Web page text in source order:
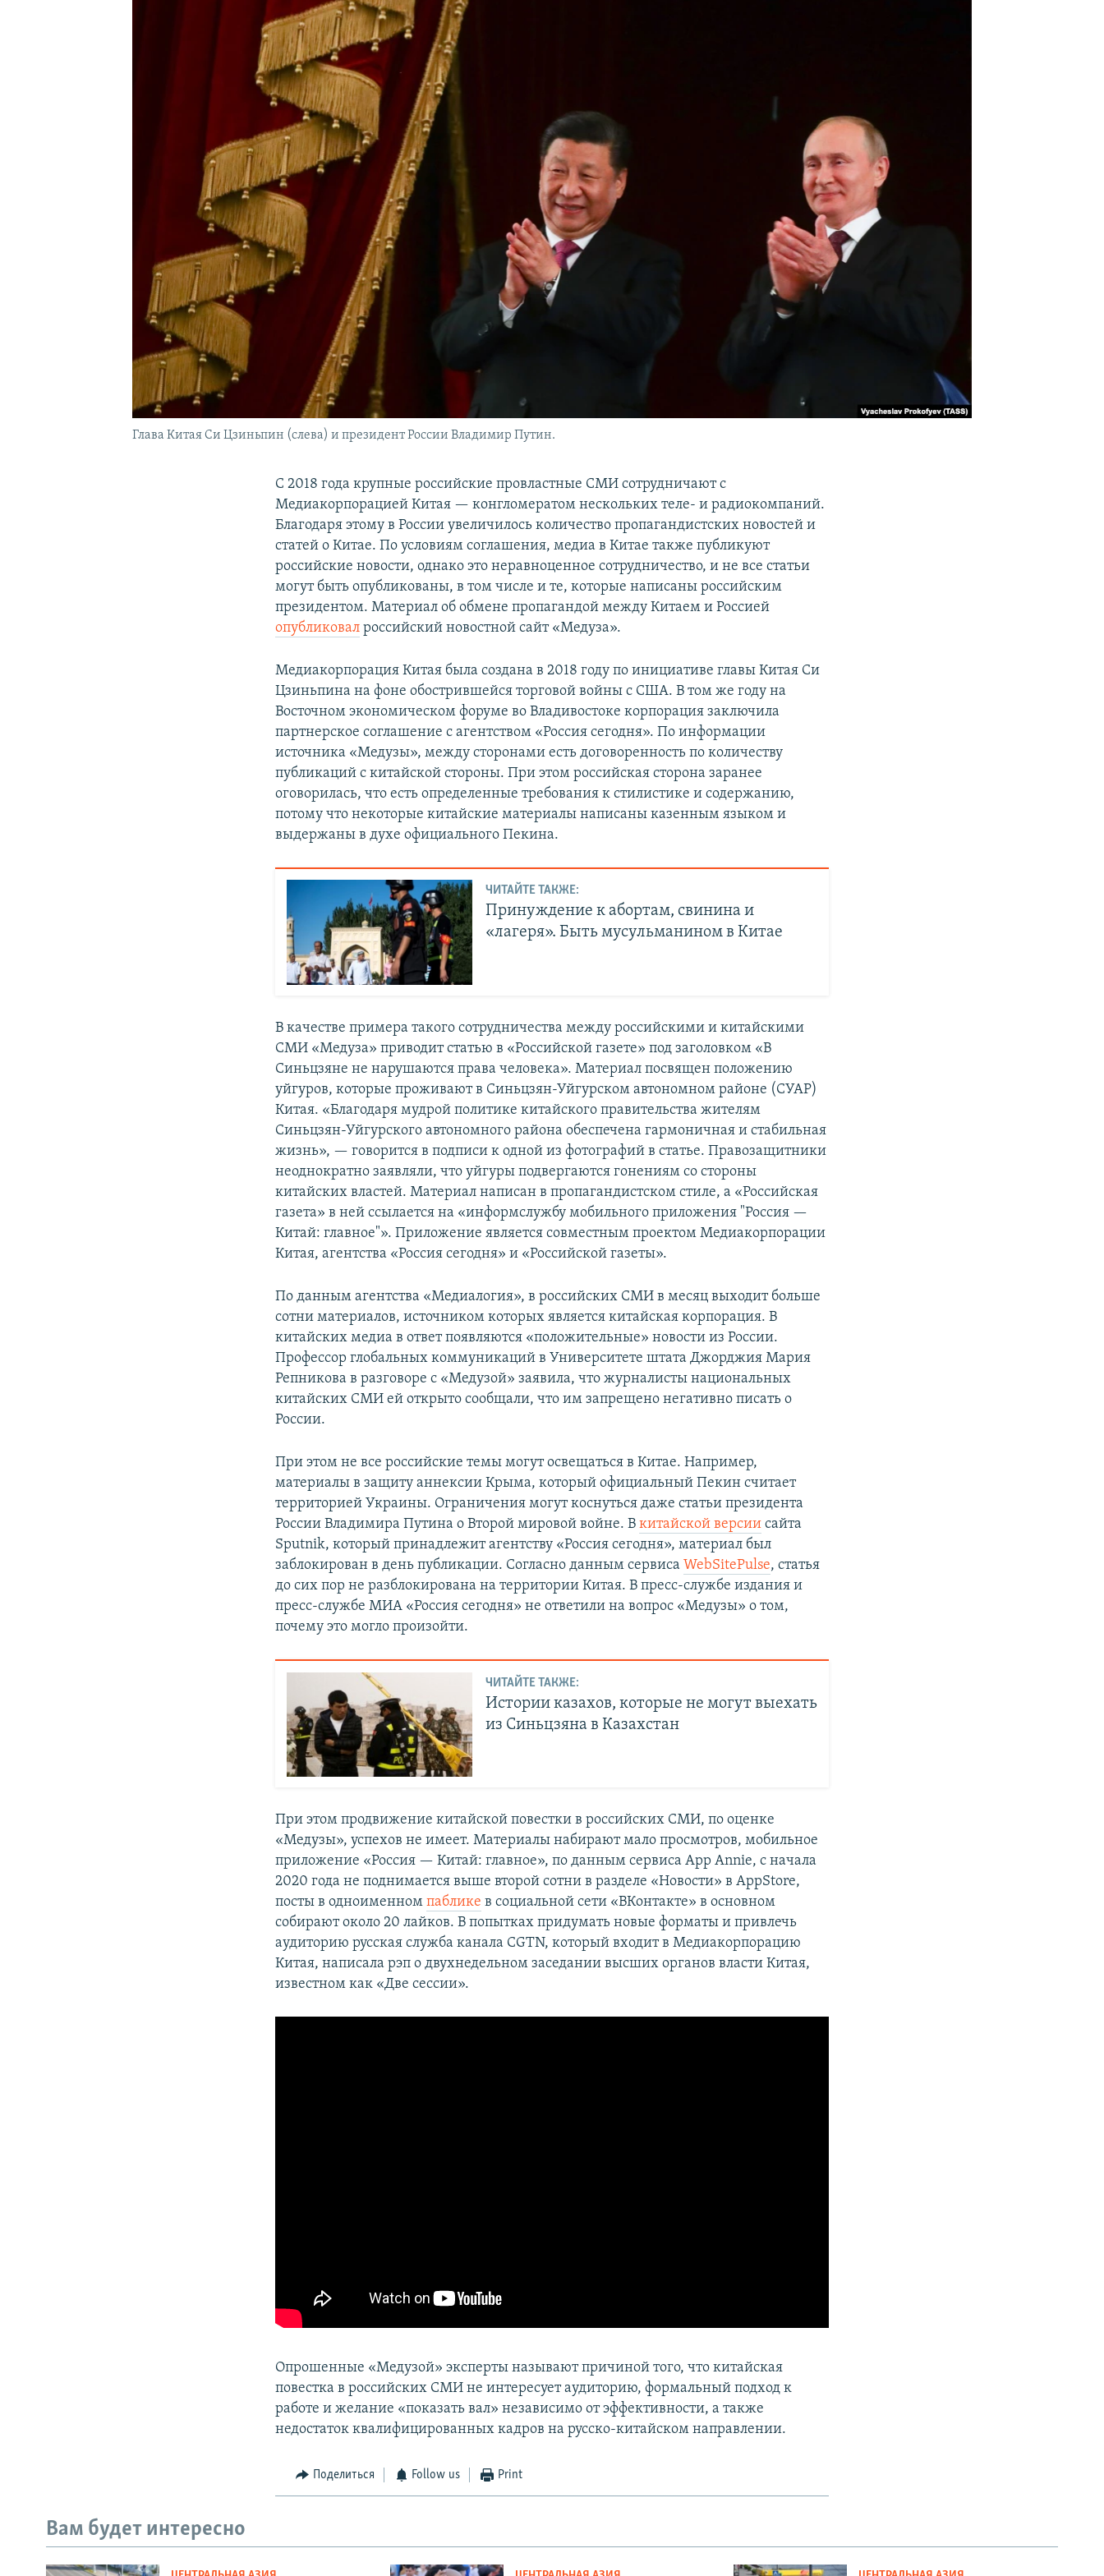
Глава Китая Си Цзиньпин (слева) и президент России Владимир Путин.
С 2018 года крупные российские провластные СМИ сотрудничают с
Медиакорпорацией Китая — конгломератом нескольких теле- и радиокомпаний.
Благодаря этому в России увеличилось количество пропагандистских новостей и
статей о Китае. По условиям соглашения, медиа в Китае также публикуют
российские новости, однако это неравноценное сотрудничество, и не все статьи
могут быть опубликованы, в том числе и те, которые написаны российским
президентом. Материал об обмене пропагандой между Китаем и Россией
опубликовал российский новостной сайт «Медуза».
Медиакорпорация Китая была создана в 2018 году по инициативе главы Китая Си
Цзиньпина на фоне обострившейся торговой войны с США. В том же году на
Восточном экономическом форуме во Владивостоке корпорация заключила
партнерское соглашение с агентством «Россия сегодня». По информации
источника «Медузы», между сторонами есть договоренность по количеству
публикаций с китайской стороны. При этом российская сторона заранее
оговорилась, что есть определенные требования к стилистике и содержанию,
потому что некоторые китайские материалы написаны казенным языком и
выдержаны в духе официального Пекина.
ЧИТАЙТЕ ТАКЖЕ:
Принуждение к абортам, свинина и
«лагеря». Быть мусульманином в Китае
В качестве примера такого сотрудничества между российскими и китайскими
СМИ «Медуза» приводит статью в «Российской газете» под заголовком «В
Синьцзяне не нарушаются права человека». Материал посвящен положению
уйгуров, которые проживают в Синьцзян-Уйгурском автономном районе (СУАР)
Китая. «Благодаря мудрой политике китайского правительства жителям
Синьцзян-Уйгурского автономного района обеспечена гармоничная и стабильная
жизнь», — говорится в подписи к одной из фотографий в статье. Правозащитники
неоднократно заявляли, что уйгуры подвергаются гонениям со стороны
китайских властей. Материал написан в пропагандистском стиле, а «Российская
газета» в ней ссылается на «информслужбу мобильного приложения "Россия —
Китай: главное"». Приложение является совместным проектом Медиакорпорации
Китая, агентства «Россия сегодня» и «Российской газеты».
По данным агентства «Медиалогия», в российских СМИ в месяц выходит больше
сотни материалов, источником которых является китайская корпорация. В
китайских медиа в ответ появляются «положительные» новости из России.
Профессор глобальных коммуникаций в Университете штата Джорджия Мария
Репникова в разговоре с «Медузой» заявила, что журналисты национальных
китайских СМИ ей открыто сообщали, что им запрещено негативно писать о
России.
При этом не все российские темы могут освещаться в Китае. Например,
материалы в защиту аннексии Крыма, который официальный Пекин считает
территорией Украины. Ограничения могут коснуться даже статьи президента
России Владимира Путина о Второй мировой войне. Вкитайской версии сайта
Sputnik, который принадлежит агентству «Россия сегодня», материал был
заблокирован в день публикации. Согласно данным сервисаWebSitePulse, статья
до сих пор не разблокирована на территории Китая. В пресс-службе издания и
пресс-службе МИА «Россия сегодня» не ответили на вопрос «Медузы» о том,
почему это могло произойти.
ЧИТАЙТЕ ТАКЖЕ:
Истории казахов, которые не могут выехать
из Синьцзяна в Казахстан
При этом продвижение китайской повестки в российских СМИ, по оценке
«Медузы», успехов не имеет. Материалы набирают мало просмотров, мобильное
приложение «Россия — Китай: главное», по данным сервиса App Annie, с начала
2020 года не поднимается выше второй сотни в разделе «Новости» в AppStore,
посты в одноименномпаблике в социальной сети «ВКонтакте» в основном
собирают около 20 лайков. В попытках придумать новые форматы и привлечь
аудиторию русская служба канала CGTN, который входит в Медиакорпорацию
Китая, написала рэп о двухнедельном заседании высших органов власти Китая,
известном как «Две сессии».
Опрошенные «Медузой» эксперты называют причиной того, что китайская
повестка в российских СМИ не интересует аудиторию, формальный подход к
работе и желание «показать вал» независимо от эффективности, а также
недостаток квалифицированных кадров на русско-китайском направлении.
Поделиться Follow us Print
Вам будет интересно